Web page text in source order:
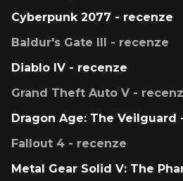
Cyberpunk 2077 - recenze
Baldur's Gate III - recenze
Diablo IV - recenze
Grand Theft Auto V -
Dragon Age: The Veilguard
Fallout 4 - recenze
Metal Gear Solid V: The